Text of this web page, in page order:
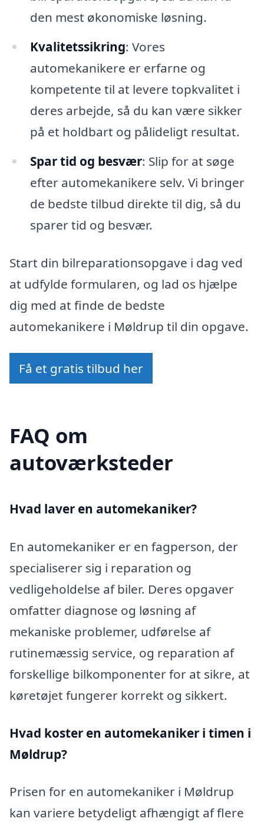
den mest økonomiske løsning.
Kvalitetssikring: Vores
automekanikere er erfarne og
kompetente til at levere topkvalitet i
deres arbejde, så du kan være sikker
på et holdbart og pålideligt resultat.
Spar tid og besvær: Slip for at søge
efter automekanikere selv. Vi bringer
de bedste tilbud direkte til dig, så du
sparer tid og besvær.
Start din bilreparationsopgave i dag ved
at udfylde formularen, og lad os hjælpe
dig med at finde de bedste
automekanikere i Møldrup til din opgave.
Få et gratis tilbud her
FAQ om
autoværksteder
Hvad laver en automekaniker?
En automekaniker er en fagperson, der
specialiserer sig i reparation og
vedligeholdelse af biler. Deres opgaver
omfatter diagnose og løsning af
mekaniske problemer, udførelse af
rutinemæssig service, og reparation af
forskellige bilkomponenter for at sikre, at
køretøjet fungerer korrekt og sikkert.
Hvad koster en automekaniker i timen i
Møldrup?
Prisen for en automekaniker i Møldrup
kan variere betydeligt afhængigt af flere